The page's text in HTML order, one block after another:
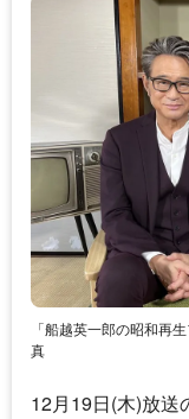
「船越英一郎の昭和再
真
12月19日(木)放送